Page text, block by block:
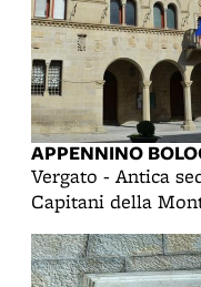
APPENNINO
Vergato - Antica
Capitani della